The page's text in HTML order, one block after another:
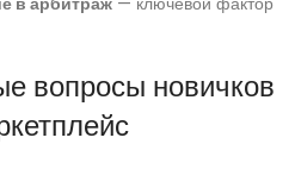
вопросы новичков